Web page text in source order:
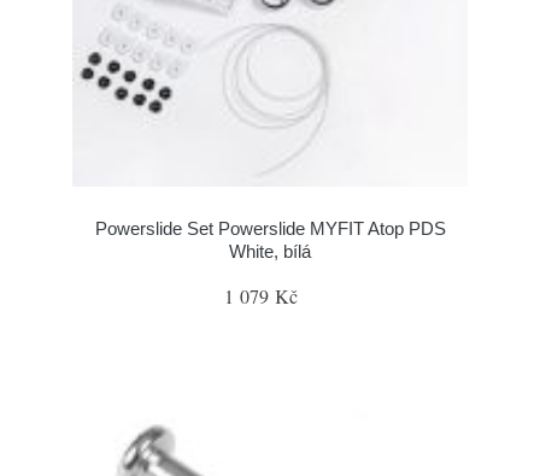
Powerslide Set Powerslide MYFIT Atop PDS
White, bílá
1 079 Kč